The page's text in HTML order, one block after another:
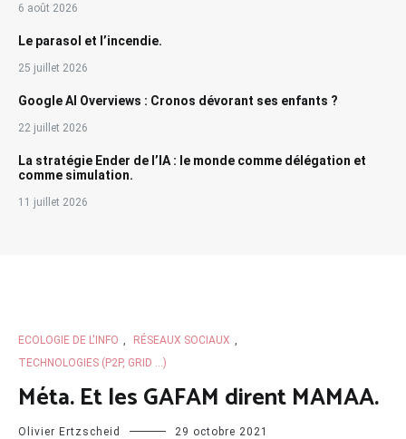
6 août 2026
Le parasol et l’incendie.
25 juillet 2026
Google AI Overviews : Cronos dévorant ses enfants ?
22 juillet 2026
La stratégie Ender de l’IA : le monde comme délégation et
comme simulation.
11 juillet 2026
ECOLOGIE DE L'INFO RÉSEAUX SOCIAUX
TECHNOLOGIES (P2P, GRID ...)
Méta. Et les GAFAM dirent MAMAA.
Olivier Ertzscheid 29 octobre 2021